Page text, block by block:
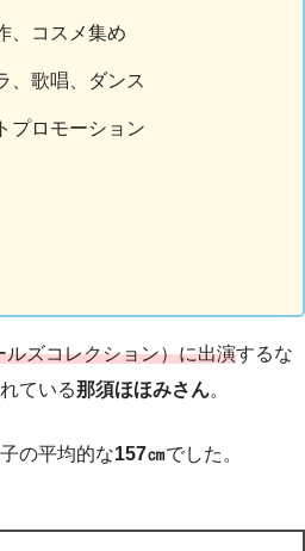
、コスメ集め
、歌唱、ダンス
プロモーション
ルズコレクション）に出演するな
ている那須ほほみさん。
の平均的な157㎝でした。